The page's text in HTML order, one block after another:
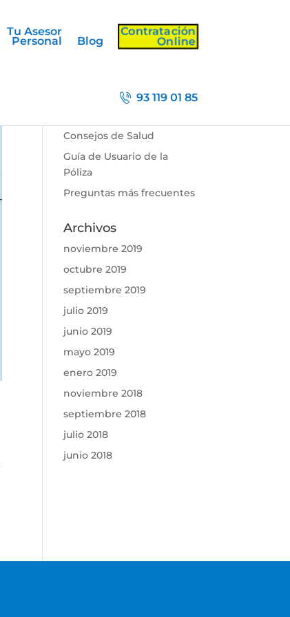
Tu Asesor
Personal Blog
Contratación
Online
93 119 01 85
Categorías
Consejos de Salud
Guía de Usuario de la
Póliza
Preguntas más frecuentes
Archivos
noviembre 2019
octubre 2019
septiembre 2019
julio 2019
junio 2019
mayo 2019
enero 2019
noviembre 2018
septiembre 2018
julio 2018
junio 2018